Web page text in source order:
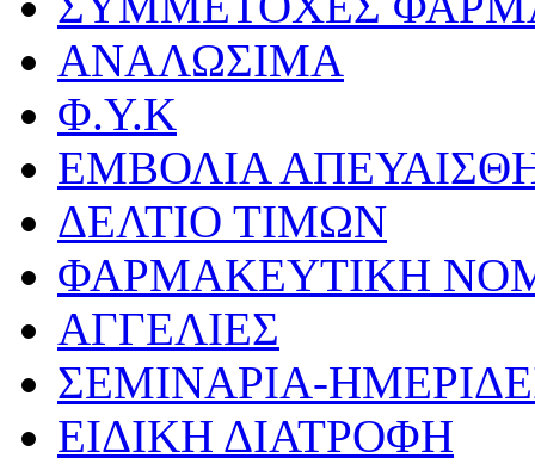
ΑΝΑΛΩΣΙΜΑ
Φ.Υ.Κ
ΕΜΒΟΛΙΑ
ΔΕΛΤΙΟ ΤΙΜΩΝ
ΦΑΡΜΑΚΕΥΤΙΚΗ
ΑΓΓΕΛΙΕΣ
ΣΕΜΙΝΑΡΙΑ-
ΕΙΔΙΚΗ ΔΙΑΤΡΟΦΗ